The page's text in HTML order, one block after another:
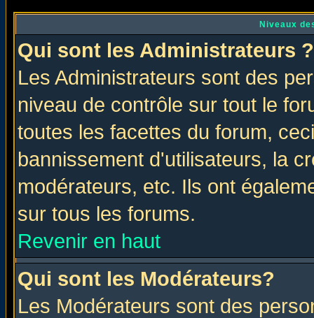
Niveaux
Qui sont les Administrateurs ?
Les Administrateurs sont des
niveau de contrôle sur tout le
toutes les facettes du forum,
bannissement d'utilisateurs, la
modérateurs, etc. Ils ont
sur tous les forums.
Revenir en haut
Qui sont les Modérateurs?
Les Modérateurs sont des